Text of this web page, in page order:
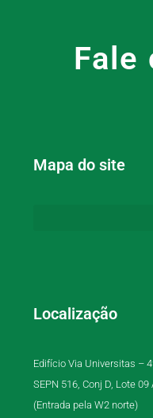
Fale
Mapa do site
Localização
Edifício Via Universitas –
SEPN 516, Conj D, Lote
(Entrada pela W2 norte)